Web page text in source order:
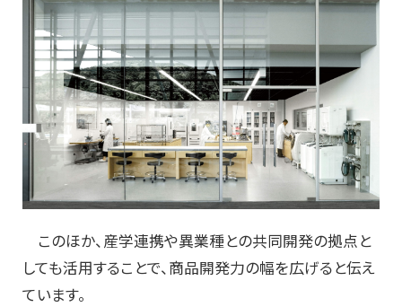
このほか、産学連携や異業種との共同開発の拠点と
しても活用することで、商品開発力の幅を広げると伝え
ています。